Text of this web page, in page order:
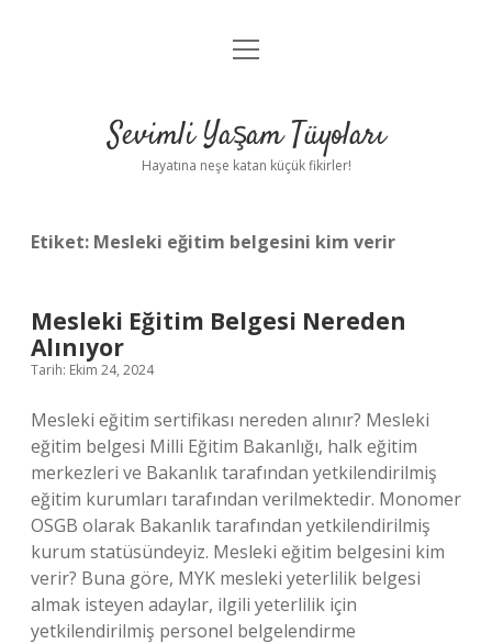
Anasayfa
Yasal Uyarı
menüyü
Sevimli Yaşam Tüyoları
Hayatına neşe katan küçük fikirler!
Etiket: Mesleki eğitim belgesini kim verir
Mesleki Eğitim Belgesi Nereden
Alınıyor
Tarih: Ekim 24, 2024
Mesleki eğitim sertifikası nereden alınır? Mesleki
eğitim belgesi Milli Eğitim Bakanlığı, halk eğitim
merkezleri ve Bakanlık tarafından yetkilendirilmiş
eğitim kurumları tarafından verilmektedir. Monomer
OSGB olarak Bakanlık tarafından yetkilendirilmiş
kurum statüsündeyiz. Mesleki eğitim belgesini kim
verir? Buna göre, MYK mesleki yeterlilik belgesi
almak isteyen adaylar, ilgili yeterlilik için
yetkilendirilmiş personel belgelendirme